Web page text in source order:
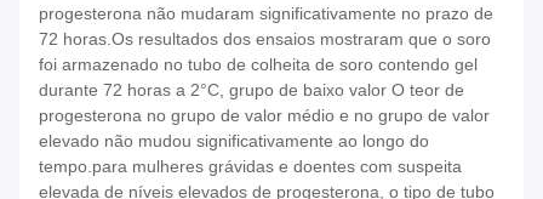
progesterona não mudaram significativamente no prazo de
72 horas.Os resultados dos ensaios mostraram que o soro
foi armazenado no tubo de colheita de soro contendo gel
durante 72 horas a 2°C, grupo de baixo valor O teor de
progesterona no grupo de valor médio e no grupo de valor
elevado não mudou significativamente ao longo do
tempo.para mulheres grávidas e doentes com suspeita
elevada de níveis elevados de progesterona, o tipo de tubo